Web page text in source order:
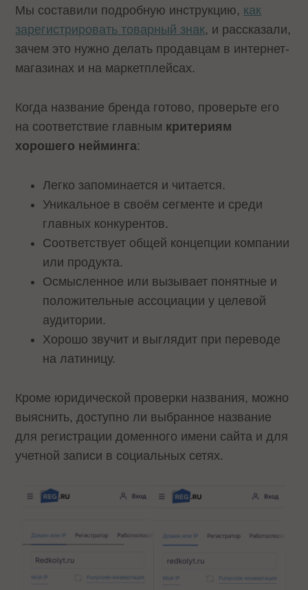
Мы составили подробную инструкцию, как
зарегистрировать товарный знак, и рассказали,
зачем это нужно делать продавцам в интернет-
магазинах и на маркетплейсах.
Когда название бренда готово, проверьте его
на соответствие главным критериям
хорошего нейминга:
Легко запоминается и читается.
Уникальное в своём сегменте и среди
главных конкурентов.
Соответствует общей концепции компании
или продукта.
Осмысленное или вызывает понятные и
положительные ассоциации у целевой
аудитории.
Хорошо звучит и выглядит при переводе
на латиницу.
Кроме юридической проверки названия, можно
выяснить, доступно ли выбранное название
для регистрации доменного имени сайта и для
учетной записи в социальных сетях.